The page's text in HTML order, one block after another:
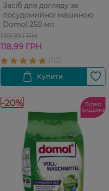
Засіб для догляду за
посудомийної машиною
Domol 250 мл
139,99 ГРН
118,99 ГРН
-20% Лідер
продажів